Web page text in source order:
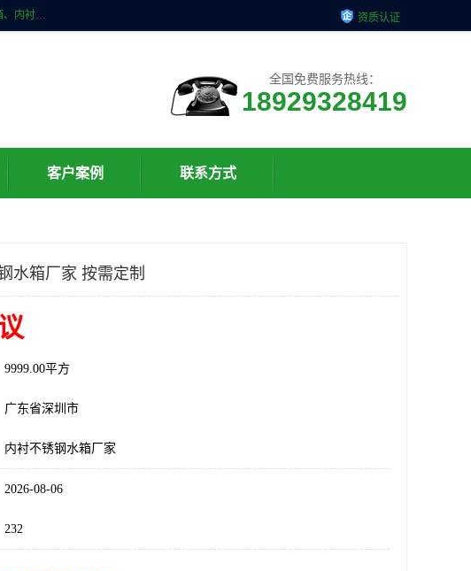
深圳市华腾达机电设备有限公司主营产品：不锈钢消箱、不锈钢水箱、不锈钢保温水箱、不锈钢生活水箱、不锈钢消防水箱、不锈钢人防水箱、内衬不锈钢水箱、膨胀水箱、不锈钢风帽、无动力风帽、水箱自洁消毒器、紫外线消毒器、不锈钢旋流防止器、组合式不锈钢水箱等。 资质认证
全国免费服务热线：
18929328419
客户案例 联系方式
水箱厂家 按需定制
9999.00平方
广东省深圳市
内衬不锈钢水箱厂家
2026-08-06
232